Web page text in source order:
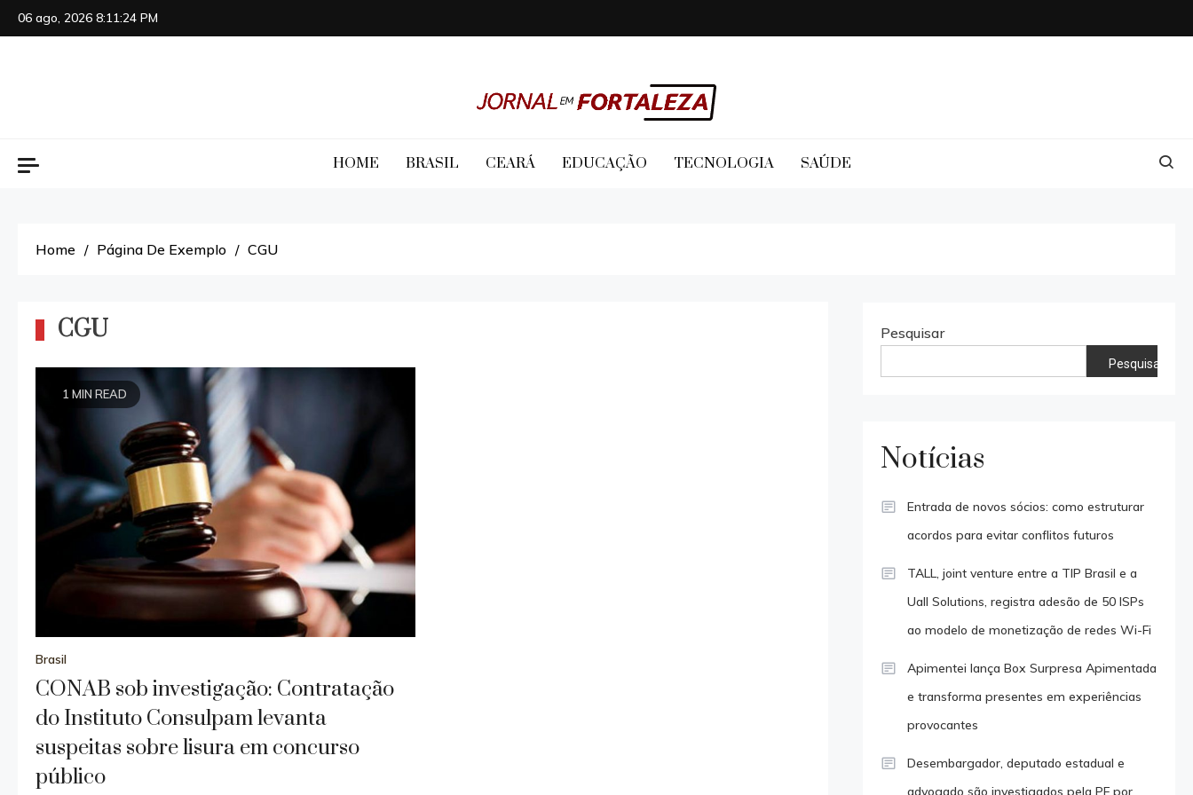
Skip
to
06 ago, 2026 8:11:24 PM
Jornal em Fortaleza
HOME BRASIL CEARÁ EDUCAÇÃO TECNOLOGIA SAÚDE
Home Página De Exemplo CGU
CGU
1 MIN READ
Brasil
CONAB sob investigação: Contratação
do Instituto Consulpam levanta
suspeitas sobre lisura em concurso
público
Pesquisar
Pesquisar
Notícias
Entrada de novos sócios: como estruturar
acordos para evitar conflitos futuros
TALL, joint venture entre a TIP Brasil e a
Uall Solutions, registra adesão de 50 ISPs
ao modelo de monetização de redes Wi-Fi
Apimentei lança Box Surpresa Apimentada
e transforma presentes em experiências
provocantes
Desembargador, deputado estadual e
advogado são investigados pela PF por